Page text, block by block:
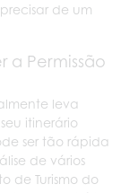
de um
Permissão
leva
itinerário
ser tão rápida
de vários
de Turismo do